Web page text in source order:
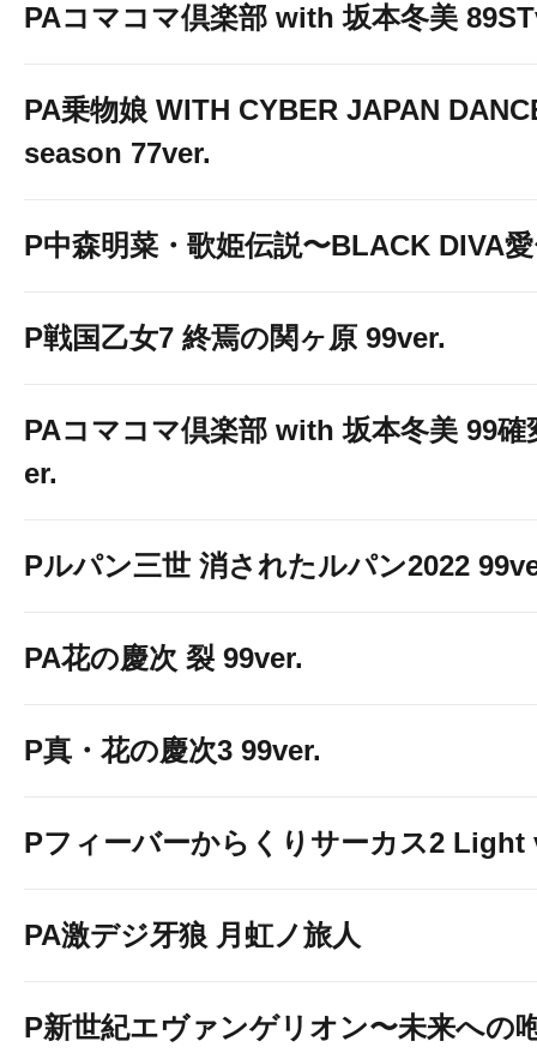
PAコマコマ倶楽部 with 坂本冬美
PA乗物娘 WITH CYBER JAPAN
season 77ver.
P中森明菜・歌姫伝説〜BLACK DIVA
P戦国乙女7 終焉の関ヶ原 99ver.
PAコマコマ倶楽部 with 坂本冬美 99確
er.
Pルパン三世 消されたルパン2022
PA花の慶次 裂 99ver.
P真・花の慶次3 99ver.
Pフィーバーからくりサーカス2 Light
PA激デジ牙狼 月虹ノ旅人
P新世紀エヴァンゲリオン〜未来への